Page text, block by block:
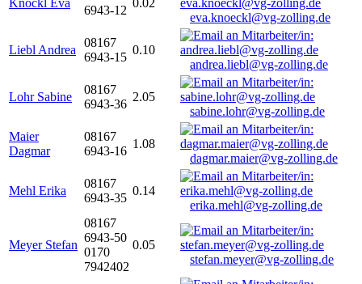
Knöckl Eva
6943-12
0.02
eva.knoeckl@vg-zolling.de
Liebl Andrea
08167
6943-15
0.10
andrea.liebl@vg-zolling.de
Lohr Sabine
08167
6943-36
2.05
sabine.lohr@vg-zolling.de
Maier
Dagmar
08167
6943-16
1.08
dagmar.maier@vg-zolling.de
Mehl Erika
08167
6943-35
0.14
erika.mehl@vg-zolling.de
Meyer Stefan
08167
6943-50
0170
7942402
0.05
stefan.meyer@vg-zolling.de